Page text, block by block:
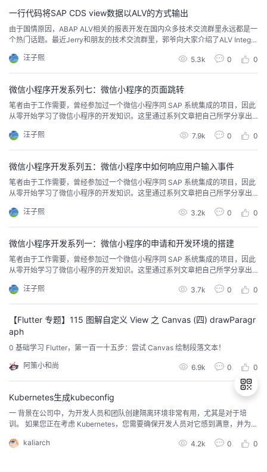
一行代码将SAP CDS view数据以ALV的方式输出
由于国情原因，ABAP ALV相关的报表开发在国内众多技术交流群里永远都是一
个热门话题。最近Jerry和朋友的技术交流群里，郭爷向大家介绍了ALV Integra
的介绍，Jerry因为工作原因不会进行SAP Dynpro的编程，所以也不知道这个A
LV IDA的存在。网上搜了一下，发现早在2018年就有...
汪子熙 5.3k 0 0
微信小程序开发系列七：微信小程序的页面跳转
笔者由于工作需要，曾经参加过一个微信小程序同 SAP 系统集成的项目，因此
从零开始学习了微信小程序的开发知识。这里通过系列文章把自己所学分享出
视图上操作。现在让我们创建第二个视图，然后实现从第一个视图到第二个视
图的跳转。首先开发第二个视图：<view class="container log-list"><block
汪子熙 7.9k 0 0
微信小程序开发系列五：微信小程序中如何响应用户输入事件
笔者由于工作需要，曾经参加过一个微信小程序同 SAP 系统集成的项目，因此
从零开始学习了微信小程序的开发知识。这里通过系列文章把自己所学分享出
序的视图和控制器，以及微信调试器的用法已经有了一个最基本的认识了。在
这个基础上，让我们进一步学习微信小程序控制器，掌握在小程序控制器中响
汪子熙 3.2k 0 0
微信小程序开发系列一：微信小程序的申请和开发环境的搭建
笔者由于工作需要，曾经参加过一个微信小程序同 SAP 系统集成的项目，因此
从零开始学习了微信小程序的开发知识。这里通过系列文章把自己所学分享出
发。主要是小程序的注册和开发环境的搭建。首先我们要在下列网址申请一个
属于自己的微信小程序：https://mp.weixin.qq.com/cgi-bin/wx点击按钮“前往
汪子熙 3.7k 0 0
【Flutter 专题】115 图解自定义 View 之 Canvas (四) drawParagr
aph
0 基础学习 Flutter，第一百一十五步：尝试 Canvas 绘制段落文本！
阿策小和尚 6.9k 0 0
Kubernetes生成kubeconfig
一 背景在公司中，为开发人员和团队创建隔离环境非常有用，尤其是对于培
训。 如果您正在考虑 Kubernetes，您需要确保开发人员对它感到满意，并为他
此，您需要在隔离环境中测试您的应用程序，然后再将其发布给其他团队使
kaliarch 4.2k 0 0